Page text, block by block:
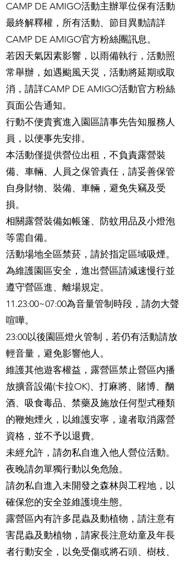
CAMP DE AMIGO活動主辦單位保有活動
最終解釋權，所有活動、節目異動請詳
CAMP DE AMIGO官方粉絲團訊息。
若因天氣因素影響，以雨備執行，活動照
常舉辦，如遇颱風天災，活動將延期或取
消，請詳CAMP DE AMIGO活動官方粉絲
頁面公告通知。
行動不便貴賓進入園區請事先告知服務人
員，以便事先安排。
本活動僅提供營位出租，不負責露營裝
備、車輛、人員之保管責任，請妥善保管
自身財物、裝備、車輛，避免失竊及受
損。
相關露營裝備如帳篷、防蚊用品及小燈泡
等需自備。
活動場地全區禁菸，請於指定區域吸煙。
為維護園區安全，進出營區請減速慢行並
遵守營區進、離場規定。
11.23:00~07:00為音量管制時段，請勿大聲
喧嘩。
23:00以後園區燈火管制，若仍有活動請放
輕音量，避免影響他人。
維護其他遊客權益，露營區禁止營區內播
放擴音設備(卡拉OK)、打麻將、賭博、酗
酒、吸食毒品、禁藥及施放任何型式種類
的鞭炮煙火，以維護安寧，違者取消露營
資格，並不予以退費。
未經允許，請勿私自進入他人營位活動。
夜晚請勿單獨行動以免危險。
請勿私自進入未開發之森林與工程地，以
確保您的安全並維護境生態。
露營區內有許多昆蟲及動植物，請注意有
害昆蟲及動植物，請家長注意幼童及年長
者行動安全，以免受傷或將石頭、樹枝、